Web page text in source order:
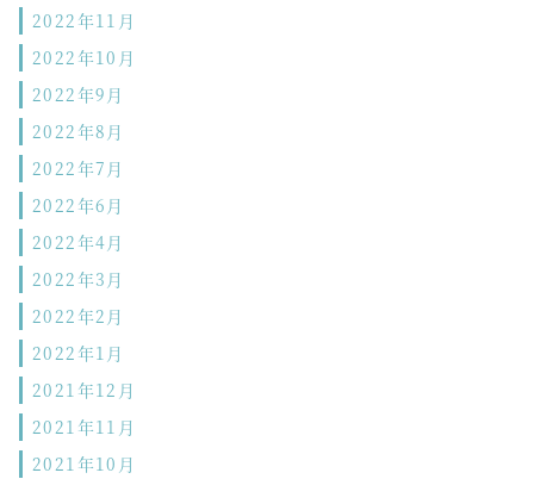
2022年11月
2022年10月
2022年9月
2022年8月
2022年7月
2022年6月
2022年4月
2022年3月
2022年2月
2022年1月
2021年12月
2021年11月
2021年10月